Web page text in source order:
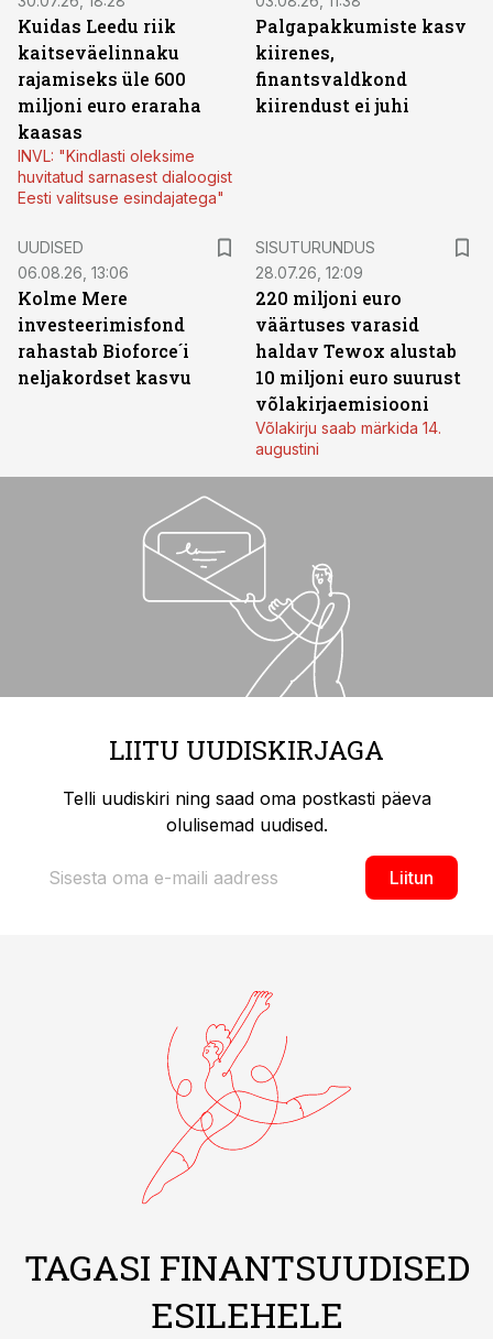
Kuidas Leedu riik
kaitseväelinnaku
rajamiseks üle 600
miljoni euro eraraha
kaasas
INVL: "Kindlasti oleksime
huvitatud sarnasest dialoogist
Eesti valitsuse esindajatega"
Palgapakkumiste kasv
kiirenes,
finantsvaldkond
kiirendust ei juhi
UUDISED
06.08.26, 13:06
Kolme Mere
investeerimisfond
rahastab Bioforce´i
neljakordset kasvu
SISUTURUNDUS
28.07.26, 12:09
220 miljoni euro
väärtuses varasid
haldav Tewox alustab
10 miljoni euro suurust
võlakirjaemisiooni
Võlakirju saab märkida 14.
augustini
LIITU UUDISKIRJAGA
Telli uudiskiri ning saad oma postkasti päeva
olulisemad uudised.
Liitun
TAGASI FINANTSUUDISED
ESILEHELE